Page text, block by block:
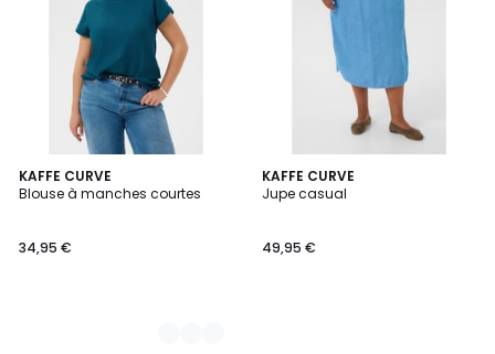
KAFFE CURVE
Blouse à manches courtes
34,95 €
2
Couleurs
KAFFE CURVE
Jupe casual
49,95 €